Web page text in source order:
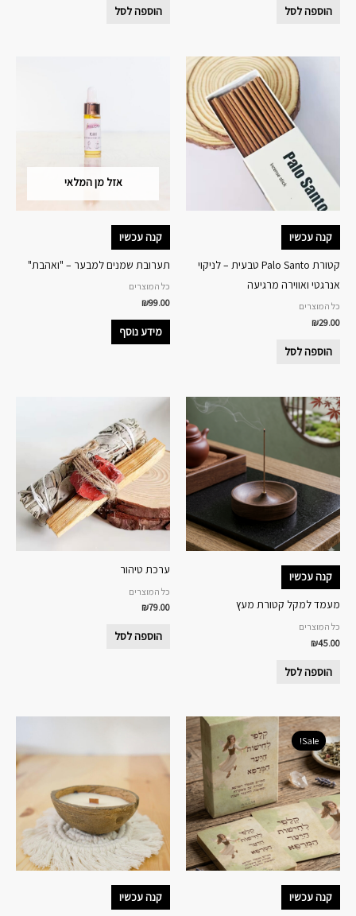
הוספה לסל הוספה לסל
קנה עכשיו
קטורת Palo Santo טבעית – לניקוי
אנרגטי ואווירה מרגיעה
כל המוצרים
₪29.00
הוספה לסל
אזל מן המלאי
קנה עכשיו
תערובת שמנים למבער – "ואהבת"
כל המוצרים
₪99.00
מידע נוסף
קנה עכשיו
מעמד למקל קטורת מעץ
כל המוצרים
₪45.00
הוספה לסל
ערכת טיהור
כל המוצרים
₪79.00
הוספה לסל
זה
יש
מספר
סוגים.
ניתן
לבחור
Sale!
קנה עכשיו
המחיר
המקורי
היה:
₪220.00.
המחיר
הנוכחי
הוא:
₪149.00.
קנה עכשיו